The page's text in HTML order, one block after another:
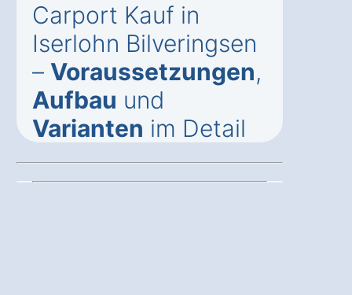
Carport Kauf in
Iserlohn Bilveringsen
– Voraussetzungen,
Aufbau und
Varianten im Detail